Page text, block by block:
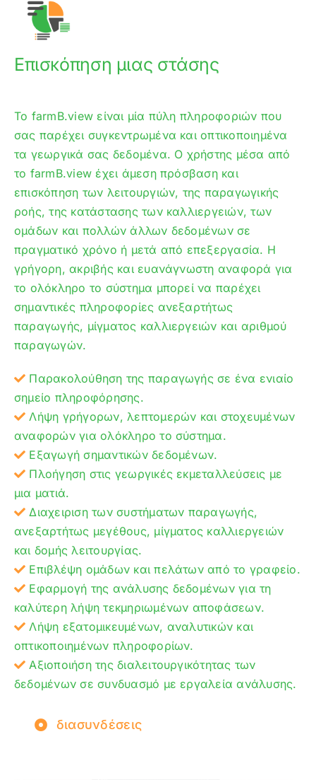
Επισκόπηση μιας στάσης
Το farmB.view είναι μία πύλη πληροφοριών που
σας παρέχει συγκεντρωμένα και οπτικοποιημένα
τα γεωργικά σας δεδομένα. Ο χρήστης μέσα από
το farmB.view έχει άμεση πρόσβαση και
επισκόπηση των λειτουργιών, της παραγωγικής
ροής, της κατάστασης των καλλιεργειών, των
ομάδων και πολλών άλλων δεδομένων σε
πραγματικό χρόνο ή μετά από επεξεργασία. Η
γρήγορη, ακριβής και ευανάγνωστη αναφορά για
το ολόκληρο το σύστημα μπορεί να παρέχει
σημαντικές πληροφορίες ανεξαρτήτως
παραγωγής, μίγματος καλλιεργειών και αριθμού
παραγωγών.
Παρακολούθηση της παραγωγής σε ένα ενιαίο
σημείο πληροφόρησης.
Λήψη γρήγορων, λεπτομερών και στοχευμένων
αναφορών για ολόκληρο το σύστημα.
Εξαγωγή σημαντικών δεδομένων.
Πλοήγηση στις γεωργικές εκμεταλλεύσεις με
μια ματιά.
Διαχειριση των συστήματων παραγωγής,
ανεξαρτήτως μεγέθους, μίγματος καλλιεργειών
και δομής λειτουργίας.
Επιβλέψη ομάδων και πελάτων από το γραφείο.
Εφαρμογή της ανάλυσης δεδομένων για τη
καλύτερη λήψη τεκμηριωμένων αποφάσεων.
Λήψη εξατομικευμένων, αναλυτικών και
οπτικοποιημένων πληροφορίων.
Αξιοποιήση της διαλειτουργικότητας των
δεδομένων σε συνδυασμό με εργαλεία ανάλυσης.
διασυνδέσεις